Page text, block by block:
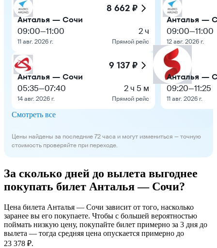
8 662 ₽
Анталья — Сочи
09:00—11:00
11 авг. 2026 г.
2 ч
Прямой рейс
9 137 ₽
Анталья — Сочи
05:35—07:40
14 авг. 2026 г.
2 ч 5 м
Прямой рейс
Анталья —
09:00—11:00
12 авг. 2026 г.
Анталья —
09:20—11:25
11 авг. 2026 г.
Смотреть все
Цены найдены за последние 72 часа и могут измениться — точную
стоимость проверяйте при переходе.
За сколько дней до вылета выгоднее
покупать билет Анталья — Сочи?
Цена билета Анталья — Сочи зависит от того, насколько
заранее вы его покупаете. Чтобы с большей вероятностью
поймать низкую цену, покупайте билет примерно за 3 дня до
вылета — тогда средняя цена опускается примерно до
23 378 ₽.